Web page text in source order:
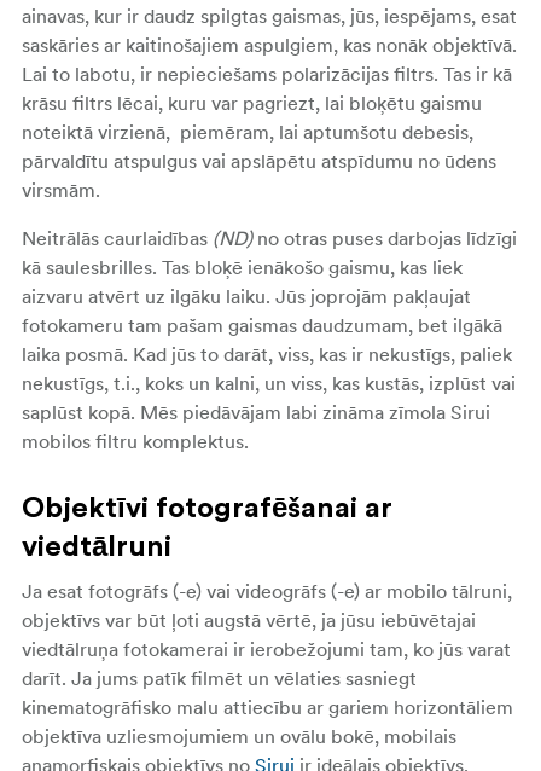
ainavas, kur ir daudz spilgtas gaismas, jūs, iespējams, esat
saskāries ar kaitinošajiem aspulgiem, kas nonāk objektīvā.
Lai to labotu, ir nepieciešams polarizācijas filtrs. Tas ir kā
krāsu filtrs lēcai, kuru var pagriezt, lai bloķētu gaismu
noteiktā virzienā, piemēram, lai aptumšotu debesis,
pārvaldītu atspulgus vai apslāpētu atspīdumu no ūdens
virsmām.
Neitrālās caurlaidības (ND)no otras puses darbojas līdzīgi
kā saulesbrilles. Tas bloķē ienākošo gaismu, kas liek
aizvaru atvērt uz ilgāku laiku. Jūs joprojām pakļaujat
fotokameru tam pašam gaismas daudzumam, bet ilgākā
laika posmā. Kad jūs to darāt, viss, kas ir nekustīgs, paliek
nekustīgs, t.i., koks un kalni, un viss, kas kustās, izplūst vai
saplūst kopā. Mēs piedāvājam labi zināma zīmola Sirui
mobilos filtru komplektus.
Objektīvi fotografēšanai ar
viedtālruni
Ja esat fotogrāfs (-e) vai videogrāfs (-e) ar mobilo tālruni,
objektīvs var būt ļoti augstā vērtē, ja jūsu iebūvētajai
viedtālruņa fotokamerai ir ierobežojumi tam, ko jūs varat
darīt. Ja jums patīk filmēt un vēlaties sasniegt
kinematogrāfisko malu attiecību ar gariem horizontāliem
objektīva uzliesmojumiem un ovālu bokē, mobilais
anamorfiskais objektīvs no Sirui ir ideālais objektīvs.